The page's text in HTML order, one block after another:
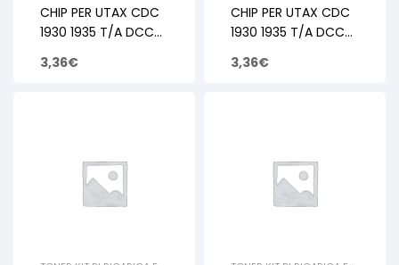
CHIP, TRIUMPH ADLER,
CHIP
CHIP PER UTAX CDC
1930 1935 T/A DCC
15K
3,36€
CHIP, TRIUMPH ADLER,
CHIP
CHIP PER UTAX CDC
1930 1935 T/A DCC
15K
3,36€